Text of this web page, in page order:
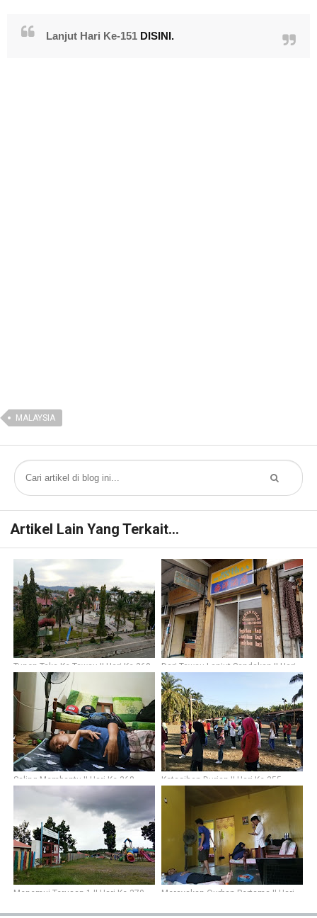
Lanjut Hari Ke-151 DISINI.
MALAYSIA
Artikel Lain Yang Terkait...
Tunon Taka Ke Tawau || Hari Ke-360
Dari Tawau Lanjut Sandakan || Hari
Ke-361
Saling Membantu || Hari Ke-368 Ketagihan Durian || Hari Ke-355
Menemui Terusan 1 || Hari Ke-370
Merayakan Qurban Pertama || Hari